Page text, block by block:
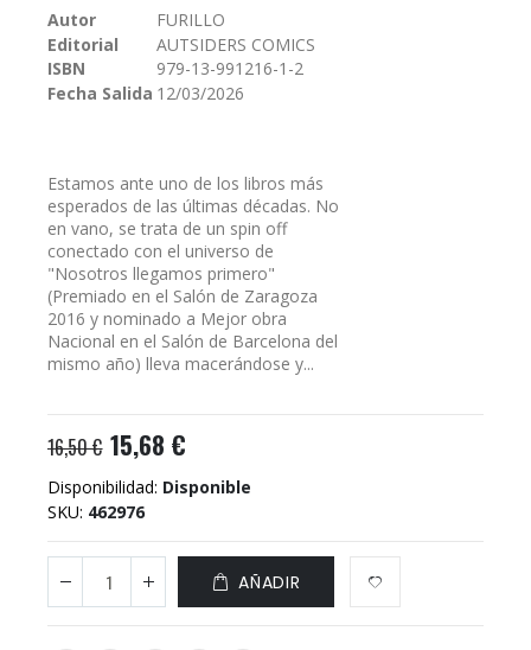
galería
imágenes
Autor
FURILLO
Editorial
AUTSIDERS COMICS
ISBN
979-13-991216-1-2
Fecha Salida 12/03/2026
Estamos ante uno de los libros más
esperados de las últimas décadas. No
en vano, se trata de un spin off
conectado con el universo de
"Nosotros llegamos primero"
(Premiado en el Salón de Zaragoza
2016 y nominado a Mejor obra
Nacional en el Salón de Barcelona del
mismo año) lleva macerándose y...
16,50 € 15,68 €
Disponibilidad: Disponible
SKU 462976
AÑADIR